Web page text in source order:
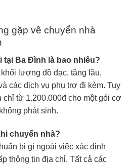
gặp về chuyển nhà
tại Ba Đình là bao nhiêu?
lượng đồ đạc, tầng lầu,
các dịch vụ phụ trợ đi kèm. Tuy
chỉ từ 1.200.000đ cho một gói cơ
phát sinh.
chuyển nhà?
bị gì ngoài việc xác định
thông tin địa chỉ. Tất cả các